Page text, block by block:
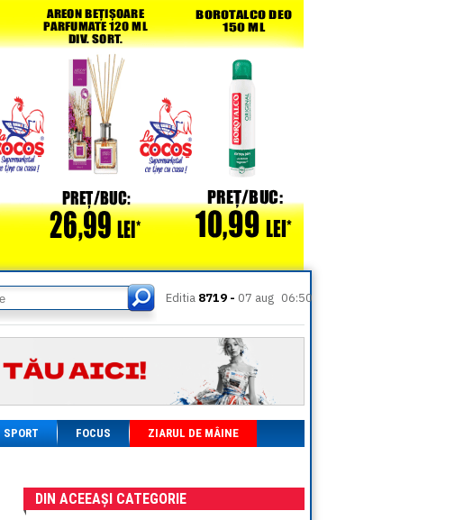
Editia 8719 - 07 aug 06:50
SPORT FOCUS ZIARUL DE MÂINE
DIN ACEEAȘI CATEGORIE